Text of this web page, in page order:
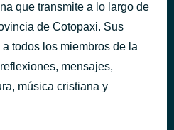
que transmite a lo largo de
de Cotopaxi. Sus
todos los miembros de la
mensajes,
música cristiana y